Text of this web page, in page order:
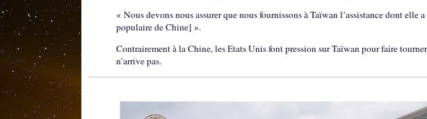
« Nous devons nous assurer que nous fournissons à Taïwan l’assistance dont
populaire de Chine] ».
Contrairement à la Chine, les Etats Unis font pression sur Taïwan pour faire
n’arrive pas.